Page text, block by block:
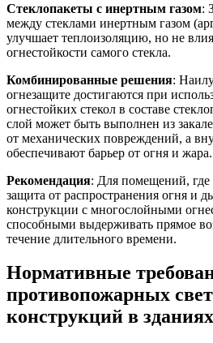
Стеклопакеты с инертным газом:
между стеклами инертным газом
улучшает теплоизоляцию, но не
огнестойкости самого стекла.
Комбинированные решения:
огнезащите достигаются при
огнестойких стекол в составе
слой может быть выполнен из
от механических повреждений, а
обеспечивают барьер от огня и жара.
Рекомендация: Для помещений, где
защита от распространения огня и
конструкции с многослойными
способными выдерживать прямое
течение длительного времени.
Нормативные
противопожарных
конструкций в зданиях